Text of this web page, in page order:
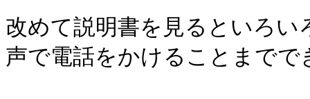
改めて説明書を見るといろ
声で電話をかけることまで